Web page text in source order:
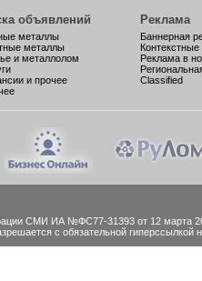
объявлений
металлы
металлы
и металлолом
и прочее
Реклама
Баннерная
Реклама в
Classified
СМИ ИА №ФС77-31393 от 12 марта
с обязательной гиперссылкой